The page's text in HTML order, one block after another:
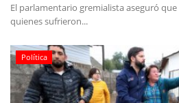
El parlamentario gremialista aseguró
quienes sufrieron...
Política